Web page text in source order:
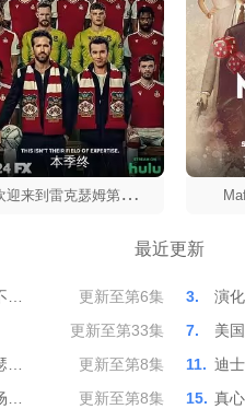
本季终
欢
迎来到雷克瑟姆第一季
最近更新
… 更新至第6集 3. 演
更新至第33集 7. 美
… 更新至第8集 11. 迪
… 更新至第8集 15. 真